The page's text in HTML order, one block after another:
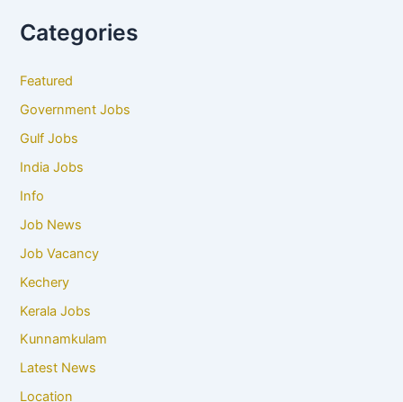
Categories
Featured
Government Jobs
Gulf Jobs
India Jobs
Info
Job News
Job Vacancy
Kechery
Kerala Jobs
Kunnamkulam
Latest News
Location